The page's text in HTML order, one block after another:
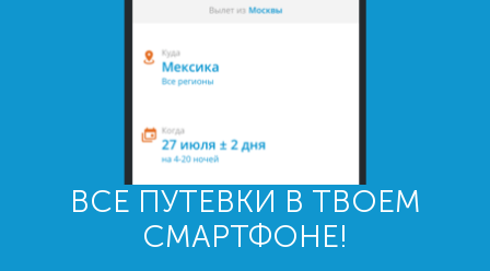
ВСЕ ПУТЕВКИ В ТВОЕМ
СМАРТФОНЕ!